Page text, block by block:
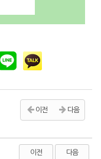
이전 다음
이전 다음